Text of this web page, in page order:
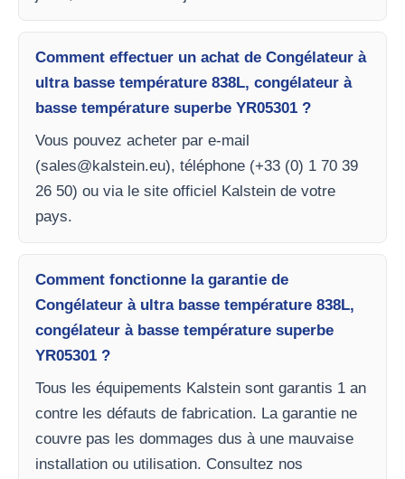
Comment effectuer un achat de Congélateur à
ultra basse température 838L, congélateur à
basse température superbe YR05301 ?
Vous pouvez acheter par e-mail
(sales@kalstein.eu), téléphone (+33 (0) 1 70 39
26 50) ou via le site officiel Kalstein de votre
pays.
Comment fonctionne la garantie de
Congélateur à ultra basse température 838L,
congélateur à basse température superbe
YR05301 ?
Tous les équipements Kalstein sont garantis 1 an
contre les défauts de fabrication. La garantie ne
couvre pas les dommages dus à une mauvaise
installation ou utilisation. Consultez nos